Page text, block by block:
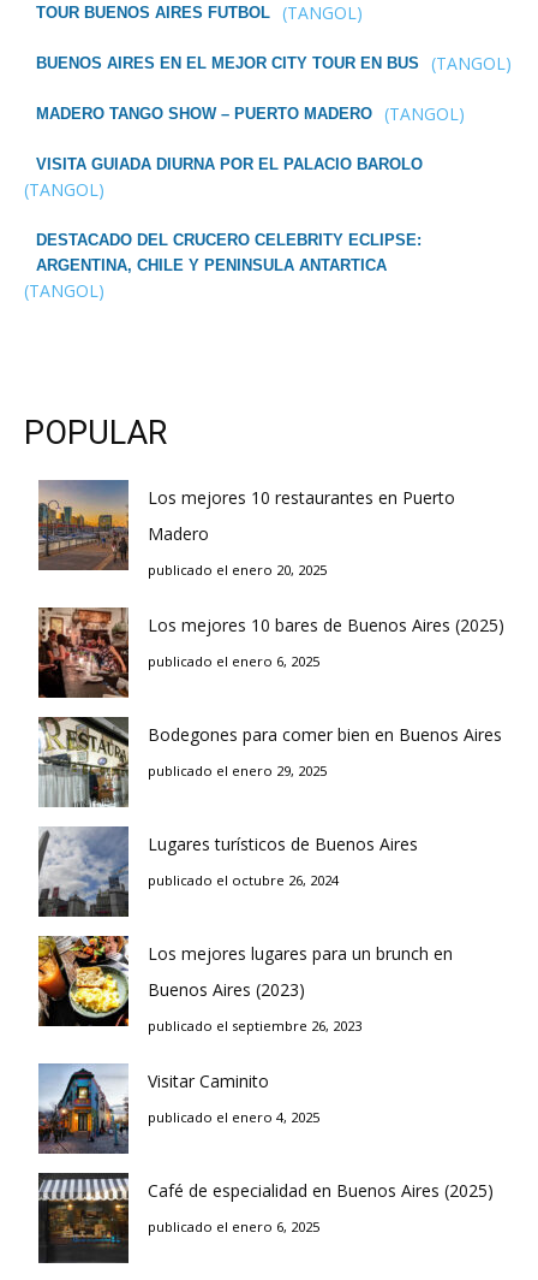
TOUR BUENOS AIRES FUTBOL (TANGOL)
BUENOS AIRES EN EL MEJOR CITY TOUR EN BUS (TANGOL)
MADERO TANGO SHOW – PUERTO MADERO (TANGOL)
VISITA GUIADA DIURNA POR EL PALACIO BAROLO
(TANGOL)
DESTACADO DEL CRUCERO CELEBRITY ECLIPSE:
ARGENTINA, CHILE Y PENINSULA ANTARTICA
(TANGOL)
POPULAR
Los mejores 10 restaurantes en Puerto
Madero
publicado el enero 20, 2025
Los mejores 10 bares de Buenos Aires (2025)
publicado el enero 6, 2025
Bodegones para comer bien en Buenos Aires
publicado el enero 29, 2025
Lugares turísticos de Buenos Aires
publicado el octubre 26, 2024
Los mejores lugares para un brunch en
Buenos Aires (2023)
publicado el septiembre 26, 2023
Visitar Caminito
publicado el enero 4, 2025
Café de especialidad en Buenos Aires (2025)
publicado el enero 6, 2025